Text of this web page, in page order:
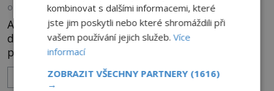
OD ANDREA ŠULCOVÁ 29.7.2026 3.2TIS
Americký novinář Brian Bethel postává kolem
desáté večer u svého auta na opuštěném
parkovišti a kouří cigaretu. Když odhodí vajgl a
chystá se nastoupit do auta, přijdou k němu dva
mladí chlapci, kterým může být okolo 14 let.
ZOBRAZIT VÍCE
kombinovat s dalšími informacemi, které
jste jim poskytli nebo které shromáždili při
vašem používání jejich služeb.Více
informací
ZOBRAZIT VŠECHNY PARTNERY (1616)
→